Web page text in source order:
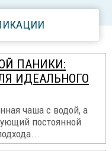
ПАНИКИ:
ИДЕАЛЬНОГО
чаша с водой, а
постоянной